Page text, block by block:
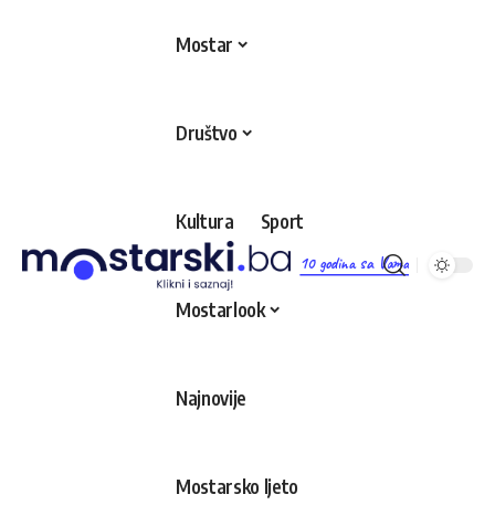
10 godina sa Vama
Mostar
Društvo
Kultura Sport
Mostarlook
Najnovije
Mostarsko ljeto